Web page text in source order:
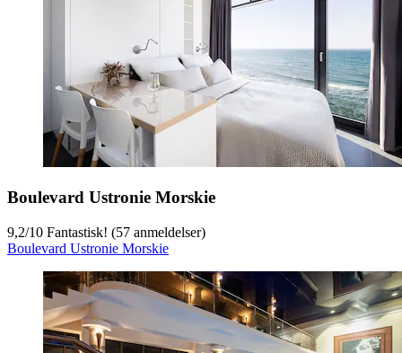
Boulevard Ustronie Morskie
9,2/10 Fantastisk! (57 anmeldelser)
Boulevard Ustronie Morskie